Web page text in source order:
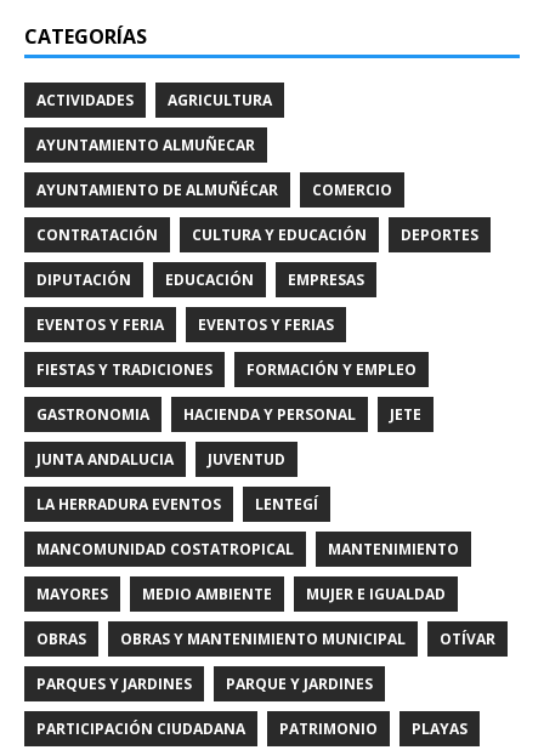
CATEGORÍAS
ACTIVIDADES AGRICULTURA
AYUNTAMIENTO ALMUÑECAR
AYUNTAMIENTO DE ALMUÑÉCAR COMERCIO
CONTRATACIÓN CULTURA Y EDUCACIÓN DEPORTES
DIPUTACIÓN EDUCACIÓN EMPRESAS
EVENTOS Y FERIA EVENTOS Y FERIAS
FIESTAS Y TRADICIONES FORMACIÓN Y EMPLEO
GASTRONOMIA HACIENDA Y PERSONAL JETE
JUNTA ANDALUCIA JUVENTUD
LA HERRADURA EVENTOS LENTEGÍ
MANCOMUNIDAD COSTATROPICAL MANTENIMIENTO
MAYORES MEDIO AMBIENTE MUJER E IGUALDAD
OBRAS OBRAS Y MANTENIMIENTO MUNICIPAL OTÍVAR
PARQUES Y JARDINES PARQUE Y JARDINES
PARTICIPACIÓN CIUDADANA PATRIMONIO PLAYAS